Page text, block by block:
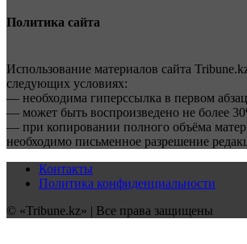
Политика сайта
Использование материалов сайта
следующих условиях:
— необходима гиперссылка в первом
— может быть воспроизведено не более
— при копировании полного объёма
необходимо письменное разрешение
Контакты
Политика конфиденциальности
© «Tribune.kz» | Все права защищены